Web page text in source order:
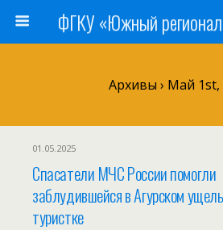
Архивы › Май 1st,
01.05.2025
Спасатели МЧС России помогли
заблудившейся в Агурском
туристке